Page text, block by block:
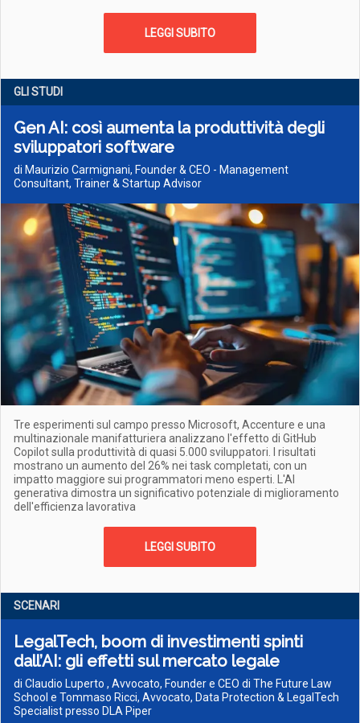
LEGGI SUBITO
GLI STUDI
Gen AI: così aumenta la produttività degli
sviluppatori software
di Maurizio Carmignani, Founder & CEO - Management
Consultant, Trainer & Startup Advisor
Tre esperimenti sul campo presso Microsoft, Accenture e una
multinazionale manifatturiera analizzano l'effetto di GitHub
Copilot sulla produttività di quasi 5.000 sviluppatori. I risultati
mostrano un aumento del 26% nei task completati, con un
impatto maggiore sui programmatori meno esperti. L'AI
generativa dimostra un significativo potenziale di miglioramento
dell'efficienza lavorativa
LEGGI SUBITO
SCENARI
LegalTech, boom di investimenti spinti
dall’AI: gli effetti sul mercato legale
di Claudio Luperto , Avvocato, Founder e CEO di The Future Law
School e Tommaso Ricci, Avvocato, Data Protection & LegalTech
Specialist presso DLA Piper